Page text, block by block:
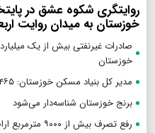
روایتگری شکوه عشق در
خوزستان به میدان روایت
خوزستان
مدیر کل بنیاد مسکن خوزستان: ۴۶۵ خانه امید در خوزستان ساخته می‌شود
برنج خوزستان شناسه‌دار می‌شود
رفع تصرف بیش از ۹۰۰۰ مترمربع اراضی ملی در خوزستان